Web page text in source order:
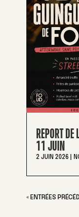
REPORT
11 JUIN
2 JUIN 2026
« ENTRÉES